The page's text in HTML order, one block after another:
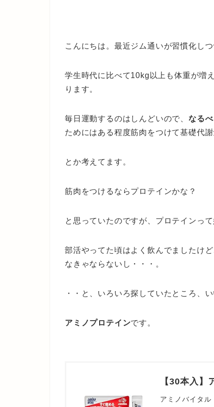
こんにちは。最近ジム通いが習慣化し
学生時代に比べて10kg以上も体重が増
ります。
毎日運動するのはしんどいので、 なる
ためにはある程度筋肉をつけて基礎代
とか考えてます。
筋肉をつけるならプロテインかな？
と思っていたのですが、プロテインっ
部活やってた頃はよく飲んでましたけ
なきゃならないし・・・。
・・と、いろいろ探していたところ、
アミノプロテインです。
【30本入】
アミノバイタル